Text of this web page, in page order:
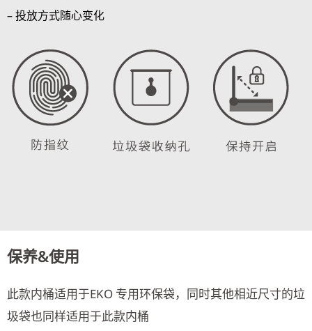
– 投放方式随心变化
保养&使用
此款内桶适用于EKO 专用环保袋，同时其他相近尺寸的垃
圾袋也同样适用于此款内桶